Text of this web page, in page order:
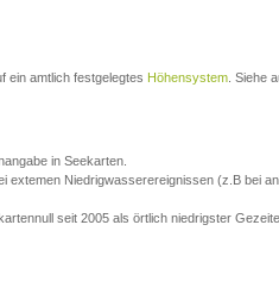
ein amtlich festgelegtes Höhensystem . Siehe
in Seekarten.
extemen Niedrigwasserereignissen (z.B bei
seit 2005 als örtlich niedrigster